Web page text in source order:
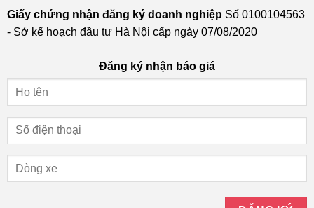
Giấy chứng nhận đăng ký doanh nghiệp Số 0100104563
- Sở kế hoạch đầu tư Hà Nội cấp ngày 07/08/2020
Đăng ký nhận báo giá